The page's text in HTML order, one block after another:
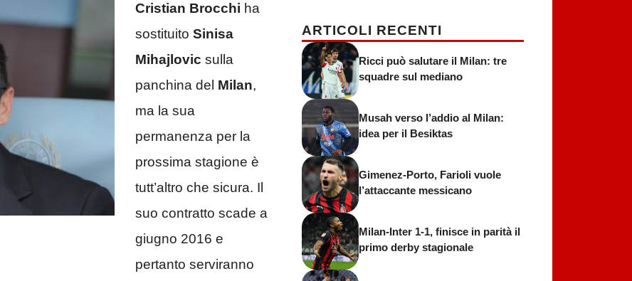
Cristian Brocchi ha
sostituito Sinisa
Mihajlovic sulla
panchina del Milan,
ma la sua
permanenza per la
prossima stagione è
tutt’altro che sicura. Il
suo contratto scade a
giugno 2016 e
pertanto serviranno
ARTICOLI RECENTI
Ricci può salutare il Milan: tre
squadre sul mediano
Musah verso l’addio al Milan:
idea per il Besiktas
Gimenez-Porto, Farioli vuole
l’attaccante messicano
Milan-Inter 1-1, finisce in parità il
primo derby stagionale